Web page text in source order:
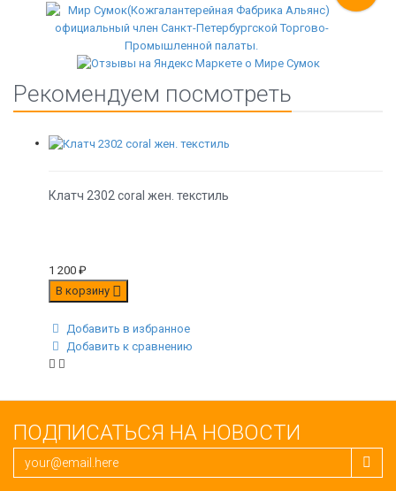
Рекомендуем посмотреть
Клатч 2302 coral жен. текстиль
1 200 ₽
В корзину
Добавить в избранное
Добавить к сравнению
ПОДПИСАТЬСЯ НА НОВОСТИ